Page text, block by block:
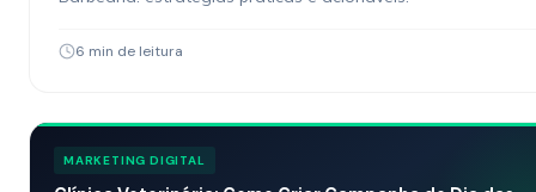
6 min de leitura
MARKETING DIGITAL